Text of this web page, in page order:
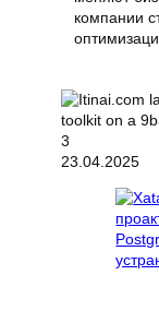
компании
23.04.2025